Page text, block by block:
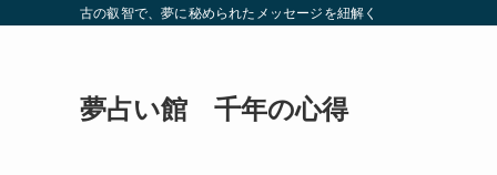
古の叡智で、夢に秘められたメッセージを紐解く
夢占い館 千年の心得